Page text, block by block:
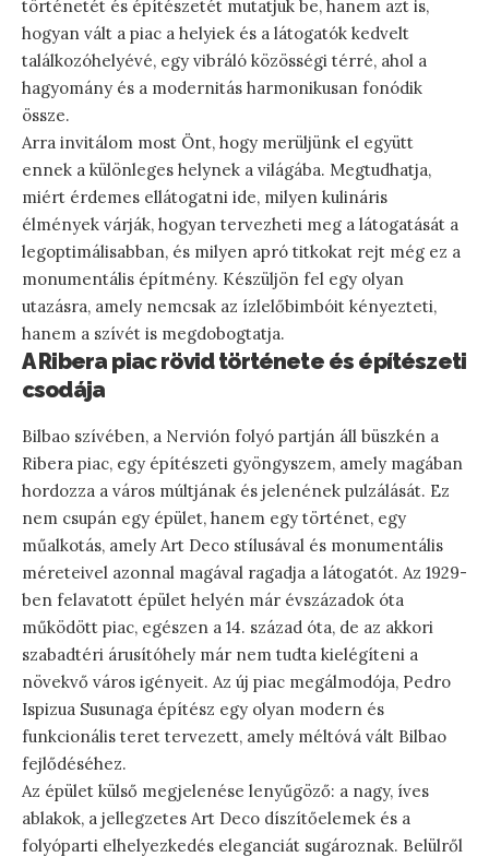
történetét és építészetét mutatjuk be, hanem azt is,
hogyan vált a piac a helyiek és a látogatók kedvelt
találkozóhelyévé, egy vibráló közösségi térré, ahol a
hagyomány és a modernitás harmonikusan fonódik
össze.
Arra invitálom most Önt, hogy merüljünk el együtt
ennek a különleges helynek a világába. Megtudhatja,
miért érdemes ellátogatni ide, milyen kulináris
élmények várják, hogyan tervezheti meg a látogatását a
legoptimálisabban, és milyen apró titkokat rejt még ez a
monumentális építmény. Készüljön fel egy olyan
utazásra, amely nemcsak az ízlelőbimbóit kényezteti,
hanem a szívét is megdobogtatja.
A Ribera piac rövid története és építészeti
csodája
Bilbao szívében, a Nervión folyó partján áll büszkén a
Ribera piac, egy építészeti gyöngyszem, amely magában
hordozza a város múltjának és jelenének pulzálását. Ez
nem csupán egy épület, hanem egy történet, egy
műalkotás, amely Art Deco stílusával és monumentális
méreteivel azonnal magával ragadja a látogatót. Az 1929-
ben felavatott épület helyén már évszázadok óta
működött piac, egészen a 14. század óta, de az akkori
szabadtéri árusítóhely már nem tudta kielégíteni a
növekvő város igényeit. Az új piac megálmodója, Pedro
Ispizua Susunaga építész egy olyan modern és
funkcionális teret tervezett, amely méltóvá vált Bilbao
fejlődéséhez.
Az épület külső megjelenése lenyűgöző: a nagy, íves
ablakok, a jellegzetes Art Deco díszítőelemek és a
folyóparti elhelyezkedés eleganciát sugároznak. Belülről